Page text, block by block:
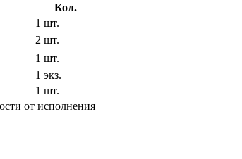
Кол.
1 шт.
2 шт.
1 шт.
1 экз.
1 шт.
от исполнения